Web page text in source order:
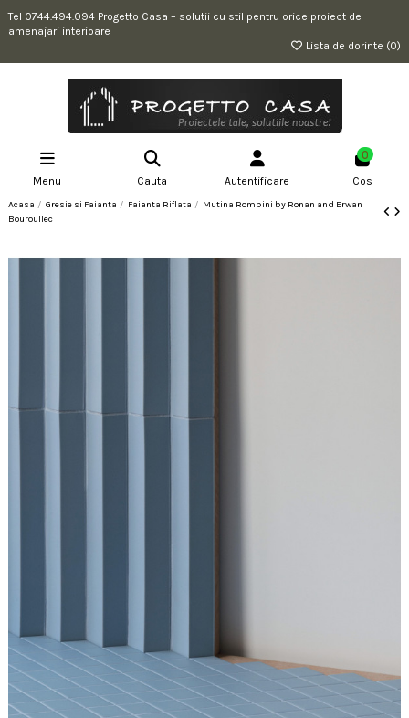
Tel 0744.494.094 Progetto Casa – solutii cu stil pentru orice proiect de
amenajari interioare
Lista de dorinte (0)
Menu Cauta Autentificare
0
Cos
Acasa Gresie si Faianta Faianta Riflata
Mutina Rombini by Ronan and Erwan
Bouroullec